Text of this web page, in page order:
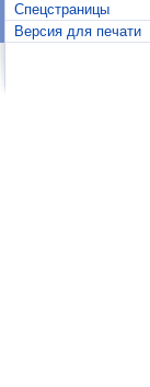
Спецстраницы
Версия для печати